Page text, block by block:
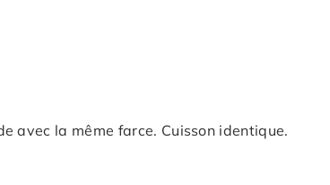
avec la même farce. Cuisson identique.